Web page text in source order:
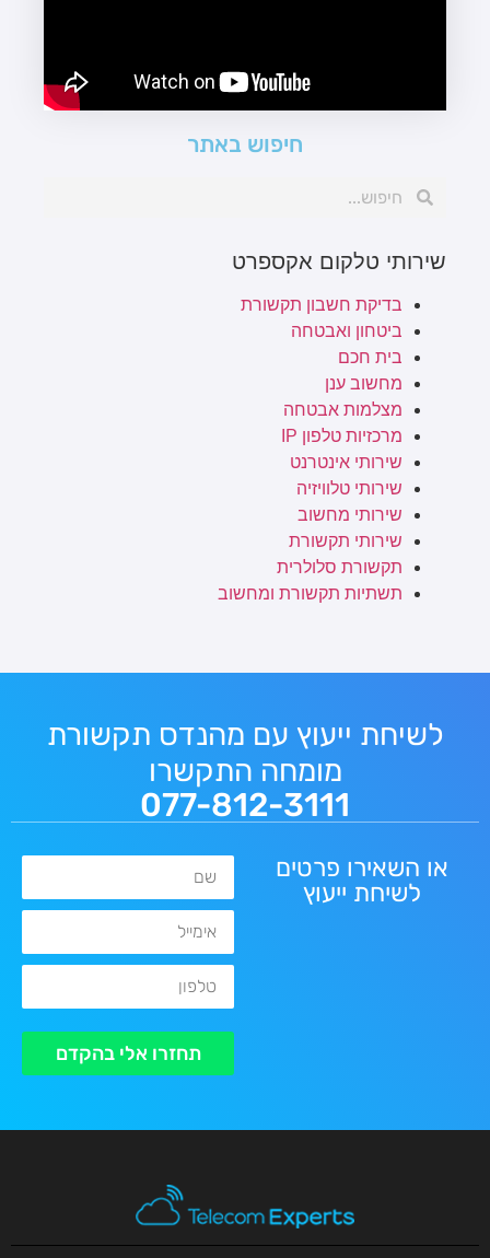
חיפוש באתר
שירותי טלקום אקספרט
בדיקת חשבון תקשורת
ביטחון ואבטחה
בית חכם
מחשוב ענן
מצלמות אבטחה
מרכזיות טלפון IP
שירותי אינטרנט
שירותי טלוויזיה
שירותי מחשוב
שירותי תקשורת
תקשורת סלולרית
תשתיות תקשורת ומחשוב
לשיחת ייעוץ עם מהנדס תקשורת
מומחה התקשרו
077-812-3111
או השאירו פרטים
לשיחת ייעוץ
שם
אימייל
טלפון
תחזרו אלי בהקדם